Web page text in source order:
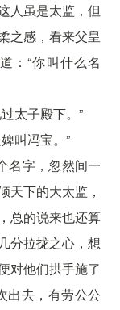
人虽是太监，但
之感，看来父皇
：“你叫什么名
太子殿下。”
叫冯宝。”
名字，忽然间一
天下的大太监，
总的说来也还算
分拉拢之心，想
对他们拱手施了
出去，有劳公公